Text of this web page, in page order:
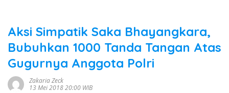
Aksi Simpatik Saka Bhayangkara,
Bubuhkan 1000 Tanda Tangan Atas
Gugurnya Anggota Polri
Zakaria Zeck
13 Mei 2018 20:00 WIB